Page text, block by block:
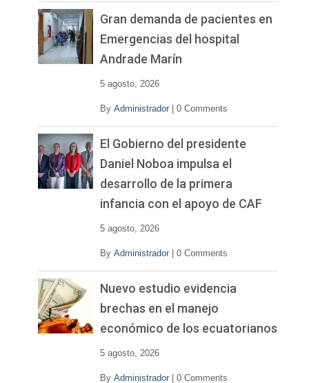
Gran demanda de pacientes en
Emergencias del hospital
Andrade Marín
5 agosto, 2026
By Administrador 0 Comments
El Gobierno del presidente
Daniel Noboa impulsa el
desarrollo de la primera
infancia con el apoyo de CAF
5 agosto, 2026
By Administrador 0 Comments
Nuevo estudio evidencia
brechas en el manejo
económico de los ecuatorianos
5 agosto, 2026
By Administrador 0 Comments